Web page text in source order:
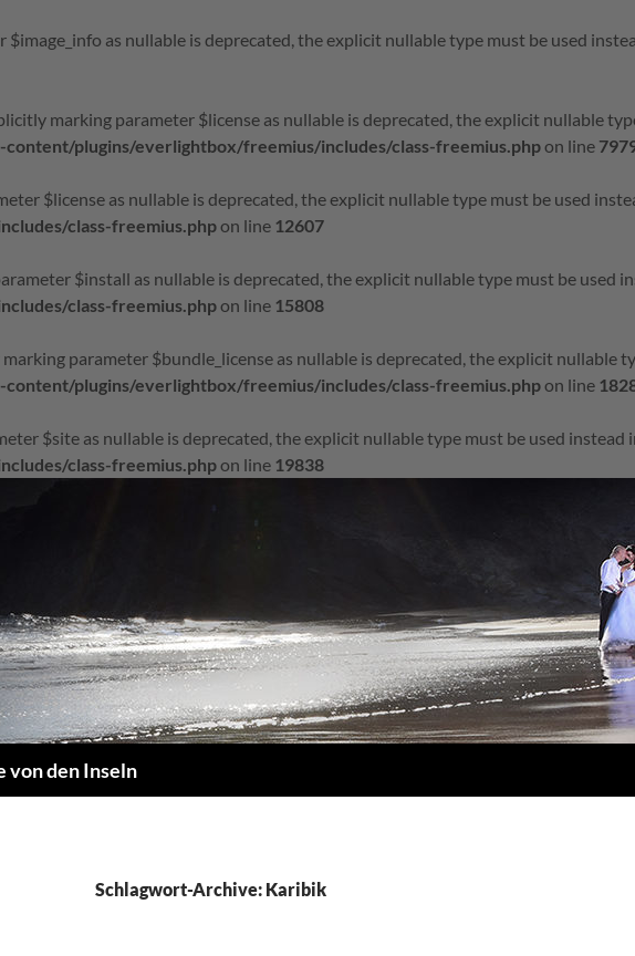
as nullable is deprecated, the explicit nullable type must be used
marking parameter $license as nullable is deprecated, the explicit nullable
plugins/everlightbox/freemius/includes/class-freemius.phpon line
$license as nullable is deprecated, the explicit nullable type must be used
class-freemius.phpon line 12607
$install as nullable is deprecated, the explicit nullable type must be used
class-freemius.phpon line 15808
parameter $bundle_license as nullable is deprecated, the explicit nullable
plugins/everlightbox/freemius/includes/class-freemius.phpon line
$site as nullable is deprecated, the explicit nullable type must be used instead
class-freemius.phpon line 19838
von den Inseln
Schlagwort-Archive: Karibik